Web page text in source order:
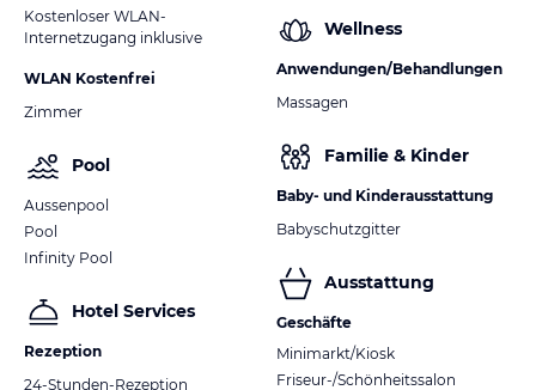
Kostenloser WLAN-
Internetzugang inklusive
WLAN Kostenfrei
Zimmer
Pool
Aussenpool
Pool
Infinity Pool
Hotel Services
Rezeption
24-Stunden-Rezeption
Wellness
Anwendungen/Behandlungen
Massagen
Familie & Kinder
Baby- und Kinderausstattung
Babyschutzgitter
Ausstattung
Geschäfte
Minimarkt/Kiosk
Friseur-/Schönheitssalon